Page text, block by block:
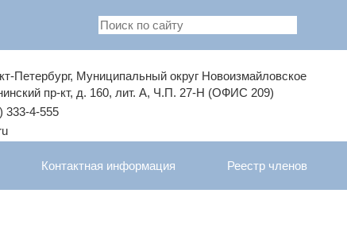
Петербург, Муниципальный округ Новоизмайловское
пр-кт, д. 160, лит. А, Ч.П. 27-Н (ОФИС 209)
333-4-555
Контактная информация Реестр членов